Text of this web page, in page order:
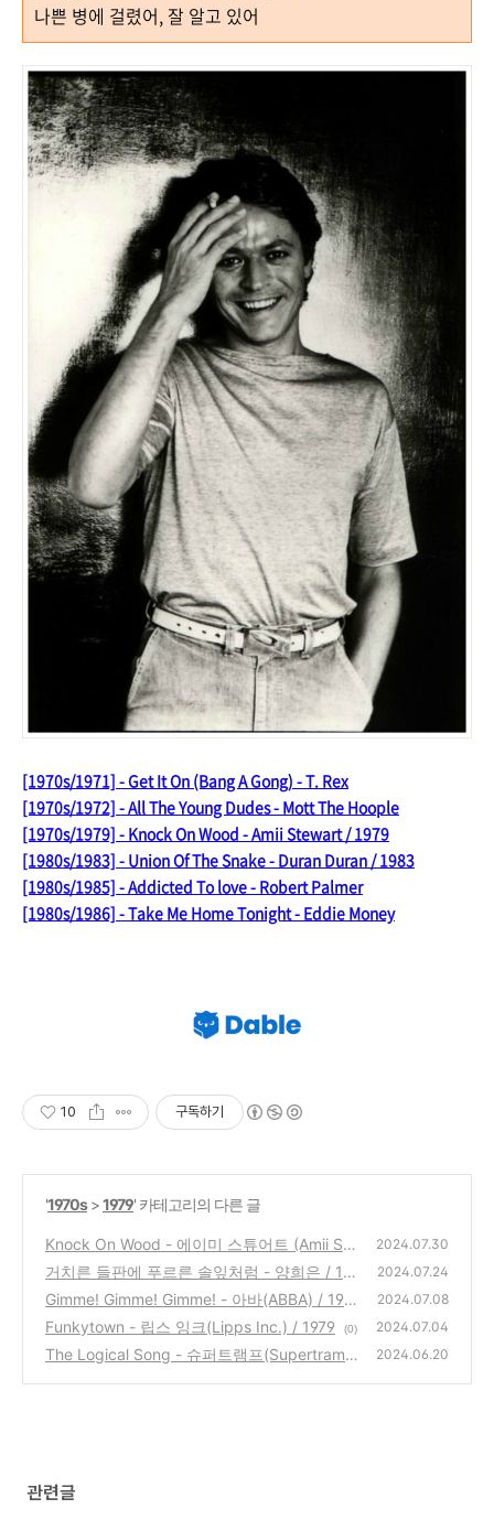
나쁜 병에 걸렸어, 잘 알고 있어
[1970s/1971] - Get It On (Bang A Gong) - T. Rex
[1970s/1972] - All The Young Dudes - Mott The Hoople
[1970s/1979] - Knock On Wood - Amii Stewart / 1979
[1980s/1983] - Union Of The Snake - Duran Duran / 1983
[1980s/1985] - Addicted To love - Robert Palmer
[1980s/1986] - Take Me Home Tonight - Eddie Money
10 구독하기
'1970s>1979' 카테고리의 다른 글
Knock On Wood - 에이미 스튜어트 (Amii Ste
wart) / 1979
(0)
2024.07.30
거치른 들판에 푸르른 솔잎처럼 - 양희은 / 197
9
(8)
2024.07.24
Gimme! Gimme! Gimme! - 아바(ABBA) / 1979
(1)
2024.07.08
Funkytown - 립스 잉크(Lipps Inc.) / 1979 (0) 2024.07.04
The Logical Song - 슈퍼트램프(Supertramp)
2024.06.20
관련글